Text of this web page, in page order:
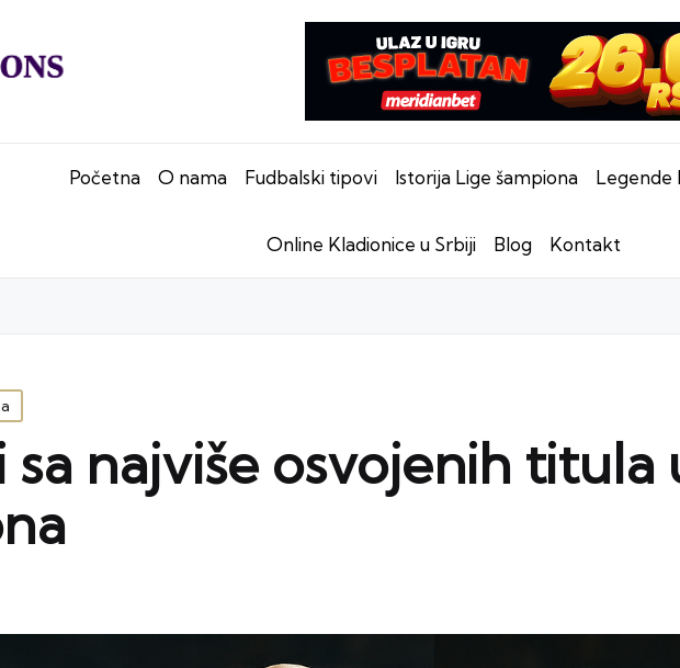
Početna O nama Fudbalski tipovi Istorija Lige šampiona Legende
Online Kladionice u Srbiji Blog Kontakt
najviše osvojenih titula